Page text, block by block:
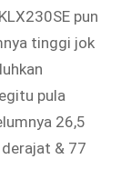
pun
tinggi jok
pula
26,5
& 77